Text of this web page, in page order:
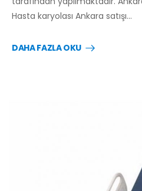
Hasta karyolası Ankara satışı…
DAHA FAZLA OKU